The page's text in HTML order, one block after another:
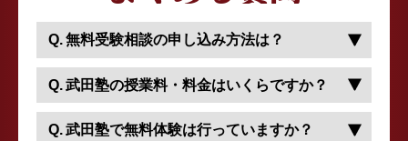
無料受験相談の申し込み方法は？
武田塾の授業料・料金はいくらですか？
武田塾で無料体験は行っていますか？